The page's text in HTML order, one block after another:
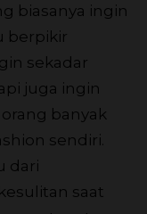
biasanya ingin
berpikir
sekadar
juga ingin
banyak
sendiri.
dari
saat